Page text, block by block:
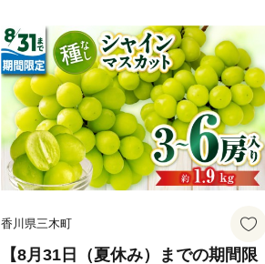
デザート 青果物 先行予約 季節限定
旬 おすすめ 三木町 |_mk006-139
香川県三木町
【8月31日（夏休み）までの期間限